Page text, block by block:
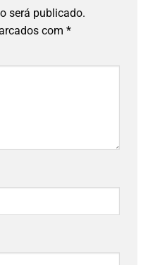
será publicado.
com *